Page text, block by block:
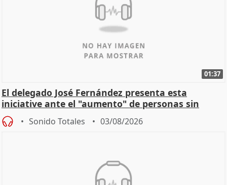
01:37
El delegado José Fernández presenta esta
iniciative ante el "aumento" de personas sin
hogar en Madri
Sonido Totales 03/08/2026